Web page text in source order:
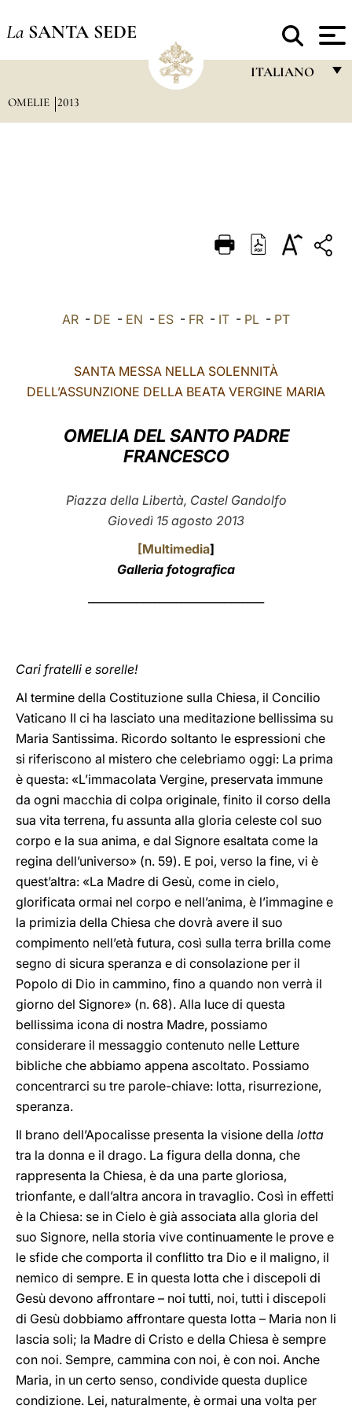
La SANTA SEDE
ITALIANO
DEUTSCH
العربيّة
LATINE
OMELIE 2013
AR - DE - EN - ES - FR - IT - PL - PT
SANTA MESSA NELLA SOLENNITÀ
DELL’ASSUNZIONE DELLA BEATA VERGINE MARIA
OMELIA DEL SANTO PADRE
FRANCESCO
Piazza della Libertà, Castel Gandolfo
Giovedì 15 agosto 2013
[Multimedia]
Galleria fotografica
Cari fratelli e sorelle!
Al termine della Costituzione sulla Chiesa, il Concilio
Vaticano II ci ha lasciato una meditazione bellissima su
Maria Santissima. Ricordo soltanto le espressioni che
si riferiscono al mistero che celebriamo oggi: La prima
è questa: «L’immacolata Vergine, preservata immune
da ogni macchia di colpa originale, finito il corso della
sua vita terrena, fu assunta alla gloria celeste col suo
corpo e la sua anima, e dal Signore esaltata come la
regina dell’universo» (n. 59). E poi, verso la fine, vi è
quest’altra: «La Madre di Gesù, come in cielo,
glorificata ormai nel corpo e nell’anima, è l’immagine e
la primizia della Chiesa che dovrà avere il suo
compimento nell’età futura, così sulla terra brilla come
segno di sicura speranza e di consolazione per il
Popolo di Dio in cammino, fino a quando non verrà il
giorno del Signore» (n. 68). Alla luce di questa
bellissima icona di nostra Madre, possiamo
considerare il messaggio contenuto nelle Letture
bibliche che abbiamo appena ascoltato. Possiamo
concentrarci su tre parole-chiave: lotta, risurrezione,
speranza.
Il brano dell’Apocalisse presenta la visione della lotta
tra la donna e il drago. La figura della donna, che
rappresenta la Chiesa, è da una parte gloriosa,
trionfante, e dall’altra ancora in travaglio. Così in effetti
è la Chiesa: se in Cielo è già associata alla gloria del
suo Signore, nella storia vive continuamente le prove e
le sfide che comporta il conflitto tra Dio e il maligno, il
nemico di sempre. E in questa lotta che i discepoli di
Gesù devono affrontare – noi tutti, noi, tutti i discepoli
di Gesù dobbiamo affrontare questa lotta – Maria non li
lascia soli; la Madre di Cristo e della Chiesa è sempre
con noi. Sempre, cammina con noi, è con noi. Anche
Maria, in un certo senso, condivide questa duplice
condizione. Lei, naturalmente, è ormai una volta per